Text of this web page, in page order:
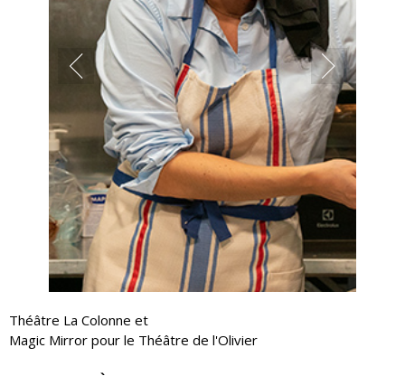
Théâtre La Colonne et
Magic Mirror pour le Théâtre de l'Olivier